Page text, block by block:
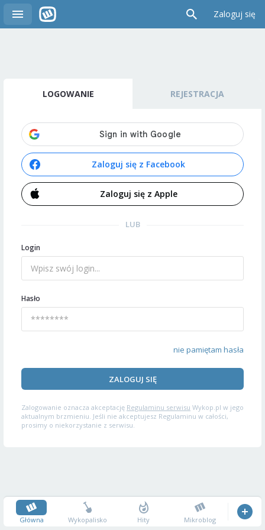
Zaloguj się
LOGOWANIE REJESTRACJA
Zaloguj się z Facebook
Zaloguj się z Apple
LUB
Login
Hasło
nie pamiętam hasła
ZALOGUJ SIĘ
Zalogowanie oznacza akceptację Regulaminu serwisu Wykop.pl w jego
aktualnym brzmieniu. Jeśli nie akceptujesz Regulaminu w całości,
prosimy o niekorzystanie z serwisu.
Główna Wykopalisko Hity Mikroblog